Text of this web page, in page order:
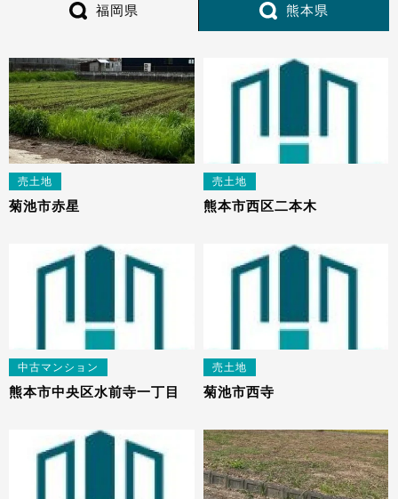
福岡県 熊本県
売土地
菊池市赤星
売土地
熊本市西区二本木
中古マンション
熊本市中央区水前寺一丁目
売土地
菊池市西寺